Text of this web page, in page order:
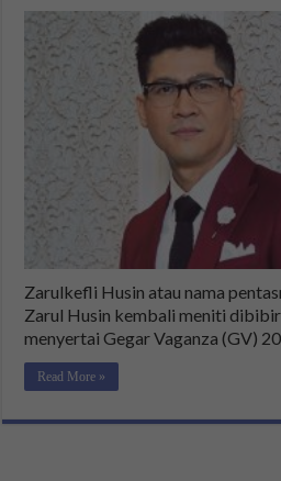
Zarulkefli Husin atau nama
Zarul Husin kembali meniti
menyertai Gegar Vaganza (GV)
Read More »